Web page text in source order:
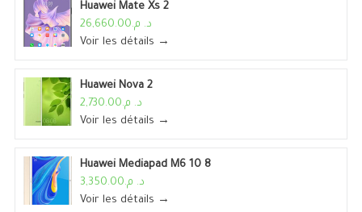
Huawei Mate Xs 2
د. م.26,660.00
Voir les détails →
Huawei Nova 2
د. م.2,730.00
Voir les détails →
Huawei Mediapad M6 10 8
د. م.3,350.00
Voir les détails →